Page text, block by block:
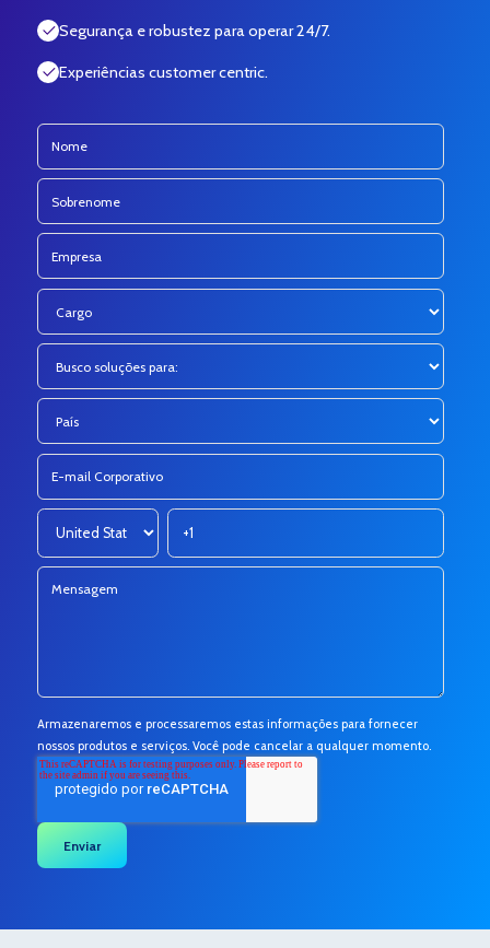
Segurança e robustez para operar 24/7.
Experiências customer centric.
Armazenaremos e processaremos estas informações para fornecer
nossos produtos e serviços. Você pode cancelar a qualquer momento.